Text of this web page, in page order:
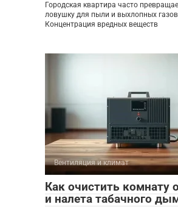
Городская квартира часто
ловушку для пыли и выхлопных
Концентрация вредных веществ
Вентиляция и климат
Как очистить комнату
и налета табачного